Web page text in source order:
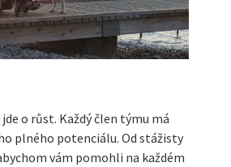
o růst. Každý člen týmu má
plného potenciálu. Od stážisty
vám pomohli na každém